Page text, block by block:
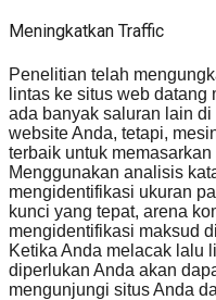
Meningkatkan Traffic
Penelitian telah
lintas ke situs web
ada banyak saluran lain
website Anda, tetapi,
terbaik untuk
Menggunakan analisis
mengidentifikasi ukuran
kunci yang tepat, arena
mengidentifikasi maksud
Ketika Anda melacak lalu
diperlukan Anda akan
mengunjungi situs Anda